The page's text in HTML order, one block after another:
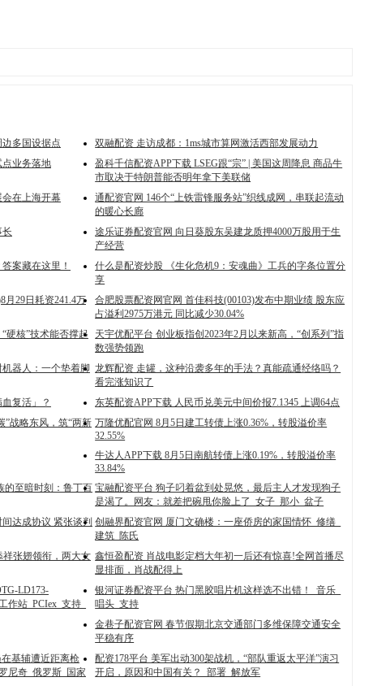
多国设据点
双融配资 走访成都：1ms城市算网激活西部发展动力
业务落地
盈科千信配资APP下载 LSEG跟“宗” | 美国这周降息 商品牛
市取决于特朗普能否明年拿下美联储
在上海开幕
通配资官网 146个“上铁雷锋服务站”织线成网，串联起流动
的暖心长廊
长
途乐证券配资官网 向日葵股东吴建龙质押4000万股用于生
产经营
案藏在这里！
什么是配资炒股 《生化危机9：安魂曲》工兵的字条位置分
享
月29日耗资241.4万
合肥股票配资网官网 首佳科技(00103)发布中期业绩 股东应
占溢利2975万港元 同比减少30.04%
硬核”技术能否撑起
天宇优配平台 创业板指创2023年2月以来新高，“创系列”指
数强势领跑
器人：一个垫着脚 龙辉配资 走罐，这种沿袭多年的手法？真能疏通经络吗？
看完涨知识了
复活」？
东英配资APP下载 人民币兑美元中间价报7.1345 上调64点
”战略东风，筑“两新 万隆优配官网 8月5日建工转债上涨0.36%，转股溢价率
32.55%
牛达人APP下载 8月5日南航转债上涨0.19%，转股溢价率
33.84%
的至暗时刻：鲁丁百 宝融配资平台 狗子叼着盆到处晃悠，最后主人才发现狗子
是渴了。网友：就差把碗甩你脸上了_女子_那小_盆子
达成协议 紧张谈判 创融界配资官网 厦门文确楼：一座侨房的家国情怀_修缮_
建筑_陈氏
张翅领衔，两大女 鑫恒盈配资 肖战电影定档大年初一后还有惊喜!全网首播尽
显排面，肖战配得上
LD173-
站_PCIex_支持_
银河证券配资平台 热门黑胶唱片机这样选不出错！_音乐_
唱头_支持
金巷子配资官网 春节假期北京交通部门多维保障交通安全
平稳有序
基辅遭近距离枪
尼奇_俄罗斯_国家
配资178平台 美军出动300架战机，“部队重返太平洋”演习
开启，原因和中国有关？_部署_解放军